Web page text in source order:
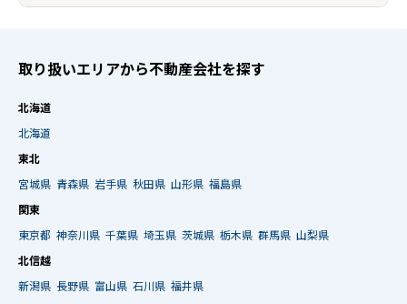
取り扱いエリアから不動産会社を探す
北海道
北海道
東北
宮城県 青森県 岩手県 秋田県 山形県 福島県
関東
東京都 神奈川県 千葉県 埼玉県 茨城県 栃木県 群馬県 山梨県
北信越
新潟県 長野県 富山県 石川県 福井県